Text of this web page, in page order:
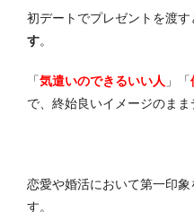
初デートでプレゼントを渡す
す。
「気遣いのできるいい人 」「
で、終始良いイメージのまま
恋愛や婚活において第一印
す。